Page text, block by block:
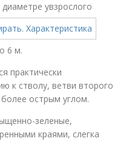
увзрослого
6 м.
практически
к стволу, ветви второго
острым углом.
зеленые,
краями, слегка